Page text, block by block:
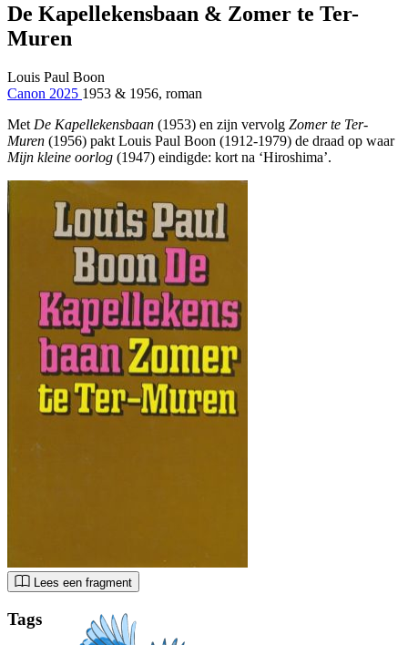
De Kapellekensbaan & Zomer te Ter-
Muren
Louis Paul Boon
Canon 2025 1953 & 1956, roman
Met De Kapellekensbaan (1953) en zijn vervolg Zomer te Ter-
Muren (1956) pakt Louis Paul Boon (1912-1979) de draad op waar
Mijn kleine oorlog (1947) eindigde: kort na ‘Hiroshima’.
Lees een fragment
Tags